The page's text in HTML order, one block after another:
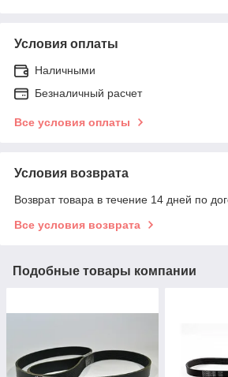
Условия оплаты
Наличными
Безналичный расчет
Все условия оплаты
Условия возврата
Возврат товара в течение 14 дней по
Все условия возврата
Подобные товары компании